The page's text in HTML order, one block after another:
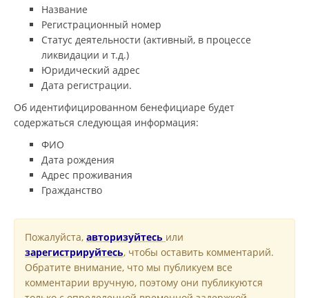
Название
Регистрационный номер
Статус деятельности (активный, в процессе
ликвидации и т.д.)
Юридический адрес
Дата регистрации.
Об идентифицированном бенефициаре будет
содержаться следующая информация:
ФИО
Дата рождения
Адрес проживания
Гражданство
Пожалуйста, авторизуйтесь или
зарегистрируйтесь, чтобы оставить комментарий.
Обратите внимание, что мы публикуем все
комментарии вручную, поэтому они публикуются